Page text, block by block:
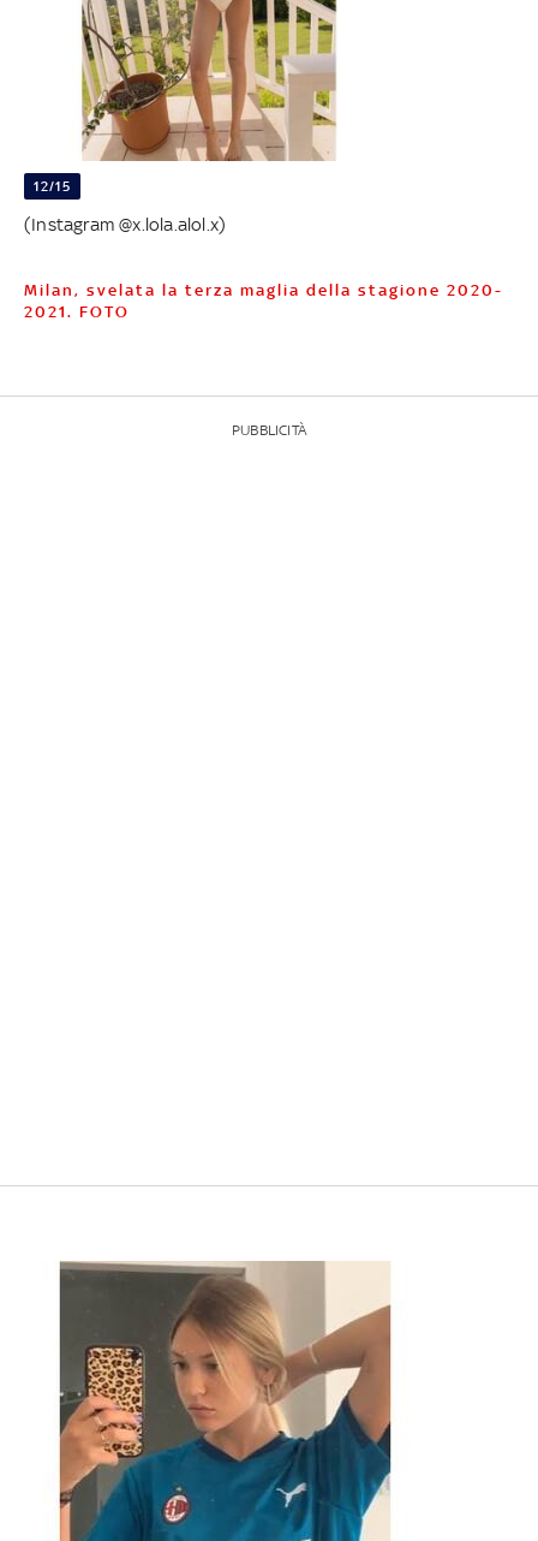
12/15
(Instagram @x.lola.alol.x)
Milan, svelata la terza maglia della stagione 2020-
2021. FOTO
PUBBLICITÀ